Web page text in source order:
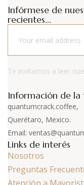
Infórmese de
recientes...
Te invitamos a leer
Información de la
quantumcrack.coffee,
Querétaro, Mexico.
Email:
Links de interés
Nosotros
Preguntas